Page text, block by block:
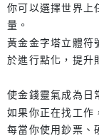
你可以選擇世界上
量。
黃金金字塔立體符
於進行點化，提升
使金錢靈氣成為
如果你正在找工作
每當你使用鈔票、